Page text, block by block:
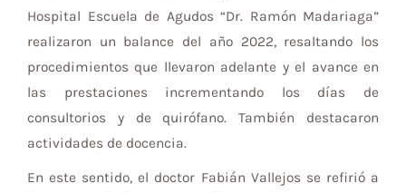
Hospital Escuela de Agudos “Dr. Ramón Madariaga”
realizaron un balance del año 2022, resaltando los
procedimientos que llevaron adelante y el avance en
las prestaciones incrementando los días de
consultorios y de quirófano. También destacaron
actividades de docencia.
En este sentido, el doctor Fabián Vallejos se refirió a